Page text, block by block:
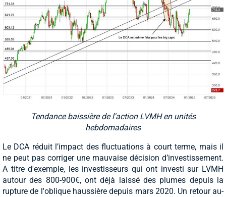
Tendance baissière de l'action LVMH en unités
hebdomadaires
Le DCA réduit l’impact des fluctuations à court terme, mais il
ne peut pas corriger une mauvaise décision d’investissement.
A titre d'exemple, les investisseurs qui ont investi sur LVMH
autour des 800-900€, ont déjà laissé des plumes depuis la
rupture de l'oblique haussière depuis mars 2020. Un retour au-